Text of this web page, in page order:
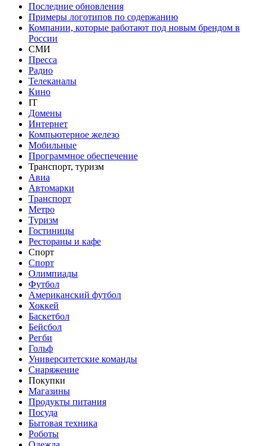
Последние обновления
Примеры логотипов по содержанию
Компании, которые работают под новым брендом в
России
СМИ
Пресса
Радио
Телеканалы
Кино
IT
Домены
Интернет
Компьютерное железо
Мобильные
Программное обеспечение
Транспорт, туризм
Авиа
Автомарки
Транспорт
Метро
Туризм
Гостиницы
Рестораны и кафе
Спорт
Спорт
Олимпиады
Футбол
Американский футбол
Хоккей
Баскетбол
Бейсбол
Регби
Гольф
Университетские команды
Снаряжение
Покупки
Магазины
Продукты питания
Посуда
Бытовая техника
Роботы